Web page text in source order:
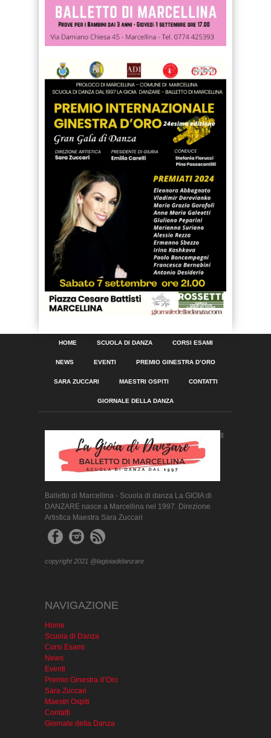
HOME SCUOLA DI DANZA CORSI ESAMI
NEWS EVENTI PREMIO GINESTRA D’ORO
SARA ZUCCARI MAESTRI OSPITI CONTATTI
GIORNALE DELLA DANZA
Il
Balletto di Marcellina - Scuola di danza La GIOIA di
DANZARE nasce a Marcellina nel 1997. Direzione
Artistica Maestra Sara Zuccari
copyright 2021 @lagioiadidanzare
NAVIGAZIONE
Home
Scuola di Danza
Corsi Esami
News
Eventi
Premio Ginestra d’Oro
Sara Zuccari
Maestri Ospiti
Contatti
Giornale della Danza